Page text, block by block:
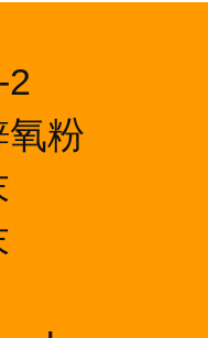
2
氧粉